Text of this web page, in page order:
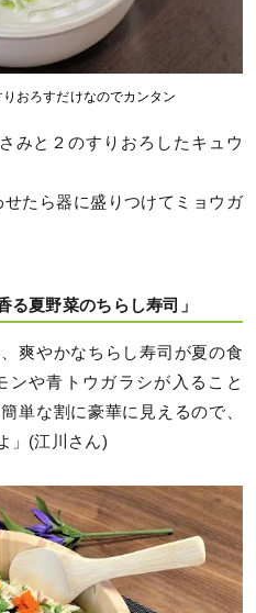
おろすだけなのでカンタン
みと２のすりおろしたキュウ
たら器に盛りつけてミョウガ
る夏野菜のちらし寿司」
爽やかなちらし寿司が夏の食
ンや青トウガラシが入ること
単な割に豪華に見えるので、
」(江川さん)